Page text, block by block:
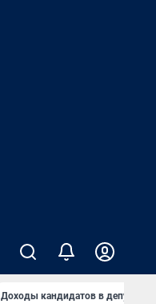
Доходы кандидатов в депутаты